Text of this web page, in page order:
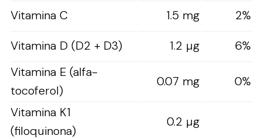
Vitamina C
1.5 mg
2%
Vitamina D (D2 + D3)
1.2 µg
6%
Vitamina E (alfa-
tocoferol)
0.07 mg 0%
Vitamina K1
(filoquinona)
0.2 µg